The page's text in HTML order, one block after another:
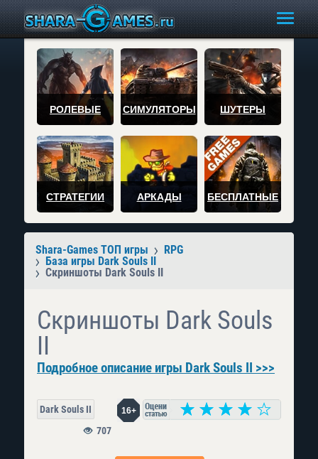
РОЛЕВЫЕ СИМУЛЯТОРЫ ШУТЕРЫ
СТРАТЕГИИ АРКАДЫ БЕСПЛАТНЫЕ
Shara-Games ТОП игры
RPG
База игры Dark Souls II
Скриншоты Dark Souls II
Скриншоты Dark Souls
II
Подробное описание игры Dark Souls II >>>
Dark Souls II 16+
707